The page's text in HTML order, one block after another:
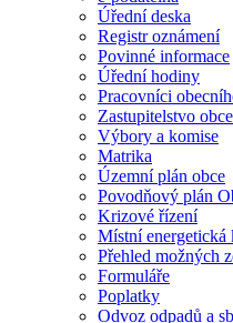
Úřední deska
Registr oznámení
Povinné informace
Úřední hodiny
Pracovníci
Zastupitelstvo obce
Výbory a komise
Matrika
Územní plán obce
Povodňový plán
Krizové řízení
Místní energetická
Přehled možných
Formuláře
Poplatky
Odvoz odpadů a